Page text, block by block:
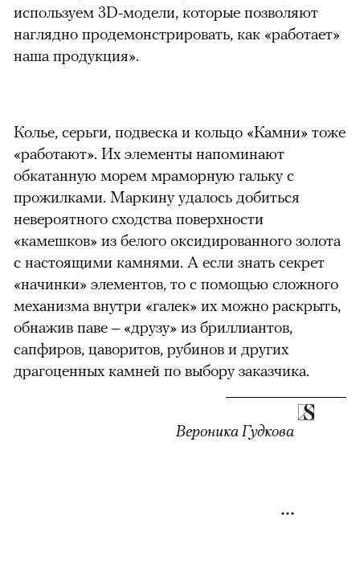
используем 3D-модели, которые позволяют
наглядно продемонстрировать, как «работает»
наша продукция».
00:00/ 00:00
можно через
Колье, серьги, подвеска и кольцо «Камни» тоже
«работают». Их элементы напоминают
обкатанную морем мраморную гальку с
прожилками. Маркину удалось добиться
невероятного сходства поверхности
«камешков» из белого оксидированного золота
с настоящими камнями. А если знать секрет
«начинки» элементов, то с помощью сложного
механизма внутри «галек» их можно раскрыть,
обнажив паве – «друзу» из бриллиантов,
сапфиров, цаворитов, рубинов и других
драгоценных камней по выбору заказчика.
Вероника Гудкова